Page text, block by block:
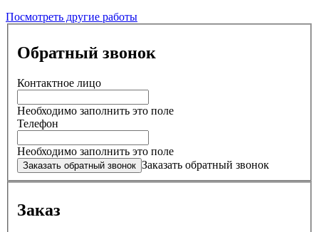
Посмотреть другие работы
Обратный звонок
Контактное лицо
Необходимо заполнить это поле
Телефон
Необходимо заполнить это поле
Заказать обратный звонок
Заказ